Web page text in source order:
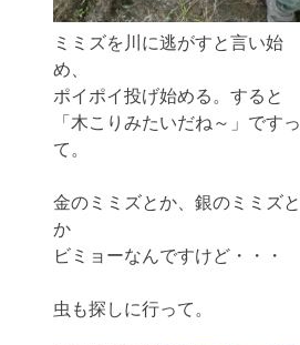
ミミズを川に逃がすと言い始
め、
ポイポイ投げ始める。すると
「木こりみたいだね～」ですっ
て。
金のミミズとか、銀のミミズと
か
ビミョーなんですけど・・・
虫も探しに行って。